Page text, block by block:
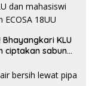
KLU
ciptakan sabun